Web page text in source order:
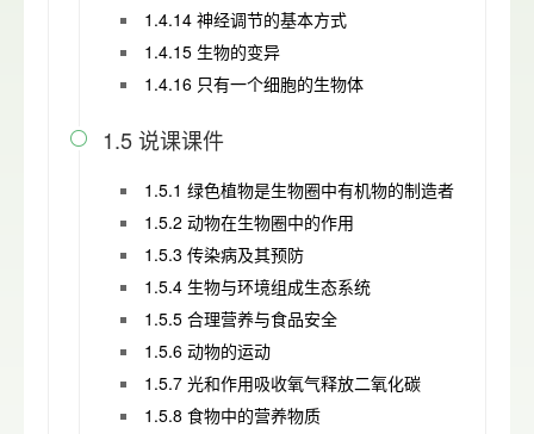
1.4.14 神经调节的基本方式
1.4.15 生物的变异
1.4.16 只有一个细胞的生物体
 1.5 说课课件
1.5.1 绿色植物是生物圈中有机物的制造者
1.5.2 动物在生物圈中的作用
1.5.3 传染病及其预防
1.5.4 生物与环境组成生态系统
1.5.5 合理营养与食品安全
1.5.6 动物的运动
1.5.7 光和作用吸收氧气释放二氧化碳
1.5.8 食物中的营养物质